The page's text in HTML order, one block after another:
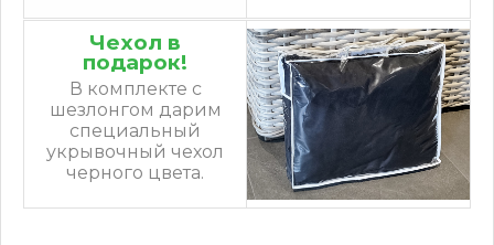
Чехол в
подарок!
В комплекте с
шезлонгом дарим
специальный
укрывочный чехол
черного цвета.